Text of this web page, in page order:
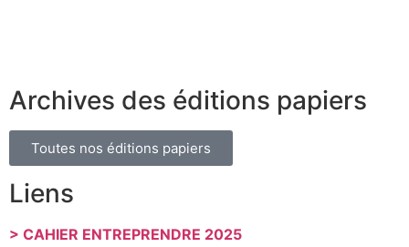
Archives des éditions papiers
Toutes nos éditions papiers
Liens
> CAHIER ENTREPRENDRE 2025